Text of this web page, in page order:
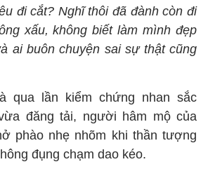
đi cắt? Nghĩ thôi đã đành còn đi
xấu, không biết làm mình đẹp
ai buôn chuyện sai sự thật cũng
qua lần kiểm chứng nhan sắc
đăng tải, người hâm mộ của
phào nhẹ nhõm khi thần tượng
đụng chạm dao kéo.